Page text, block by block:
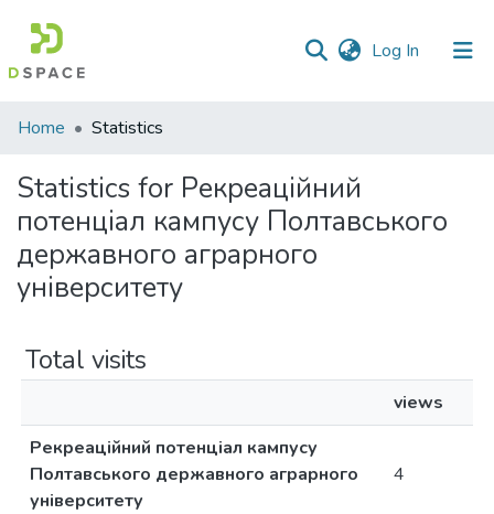
Log In (current)
Communities
Collections
All of DSpace
Home Statistics
Statistics for Рекреаційний
потенціал кампусу Полтавського
державного аграрного
університету
Total visits
views
Рекреаційний потенціал кампусу
Полтавського державного аграрного
університету
4